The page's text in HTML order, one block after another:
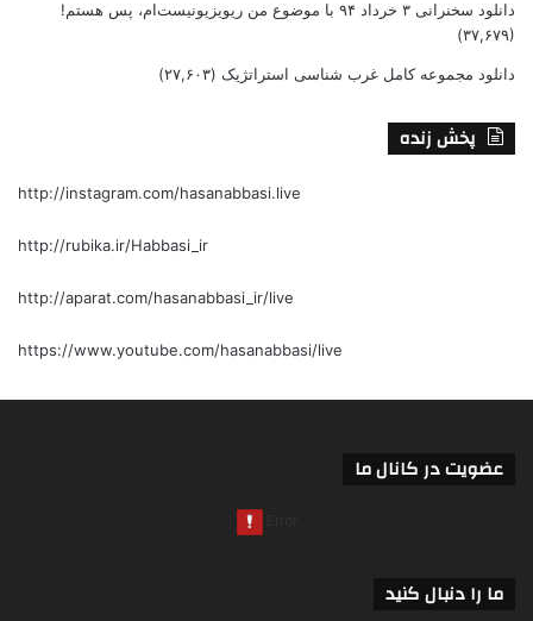
دانلود سخنرانی ۳ خرداد ۹۴ با موضوع من ریویزیونیست‌ام، پس هستم!
(۳۷,۶۷۹)
دانلود مجموعه کامل غرب شناسی استراتژیک (۲۷,۶۰۳)
پخش زنده
http://instagram.com/hasanabbasi.live
http://rubika.ir/Habbasi_ir
http://aparat.com/hasanabbasi_ir/live
https://www.youtube.com/hasanabbasi/live
عضویت در کانال ما
ما را دنبال کنید